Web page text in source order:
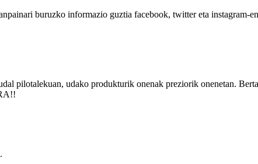
buruzko informazio guztia facebook, twitter eta instagram-
pilotalekuan, udako produkturik onenak preziorik onenetan.